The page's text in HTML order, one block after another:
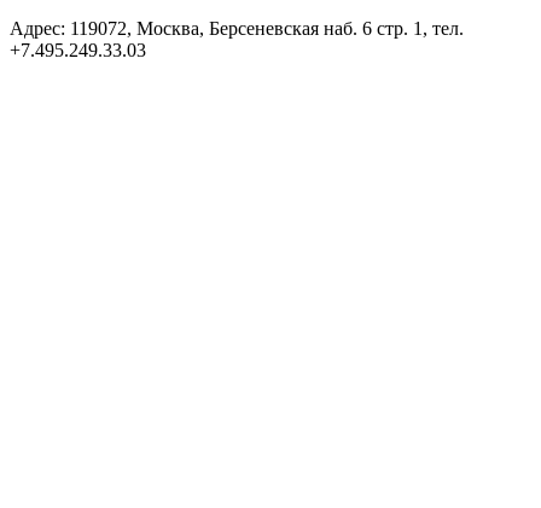
Адрес: 119072, Москва, Берсеневская наб. 6 стр. 1, тел.
+7.495.249.33.03